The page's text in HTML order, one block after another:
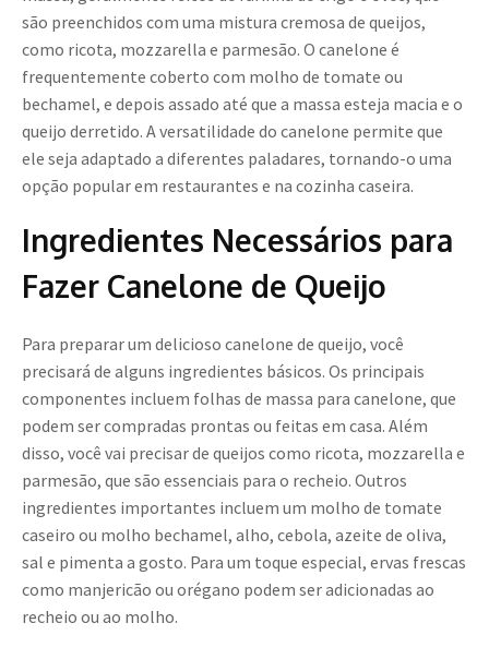
são preenchidos com uma mistura cremosa de queijos,
como ricota, mozzarella e parmesão. O canelone é
frequentemente coberto com molho de tomate ou
bechamel, e depois assado até que a massa esteja macia e o
queijo derretido. A versatilidade do canelone permite que
ele seja adaptado a diferentes paladares, tornando-o uma
opção popular em restaurantes e na cozinha caseira.
Ingredientes Necessários para
Fazer Canelone de Queijo
Para preparar um delicioso canelone de queijo, você
precisará de alguns ingredientes básicos. Os principais
componentes incluem folhas de massa para canelone, que
podem ser compradas prontas ou feitas em casa. Além
disso, você vai precisar de queijos como ricota, mozzarella e
parmesão, que são essenciais para o recheio. Outros
ingredientes importantes incluem um molho de tomate
caseiro ou molho bechamel, alho, cebola, azeite de oliva,
sal e pimenta a gosto. Para um toque especial, ervas frescas
como manjericão ou orégano podem ser adicionadas ao
recheio ou ao molho.